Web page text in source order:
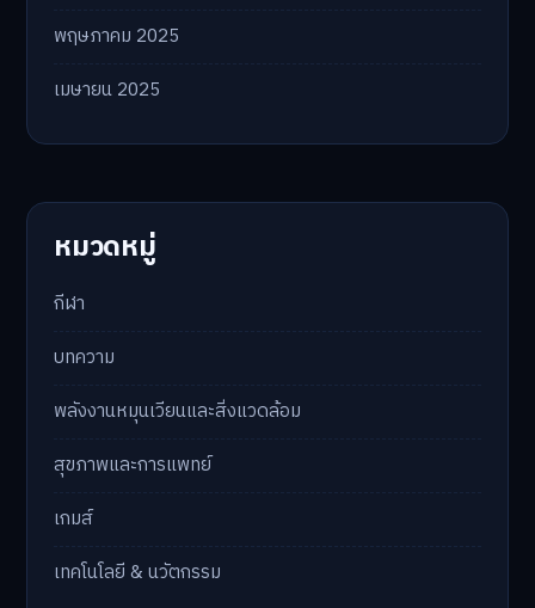
พฤษภาคม 2025
เมษายน 2025
หมวดหมู่
กีฬา
บทความ
พลังงานหมุนเวียนและสิ่งแวดล้อม
สุขภาพและการแพทย์
เกมส์
เทคโนโลยี & นวัตกรรม